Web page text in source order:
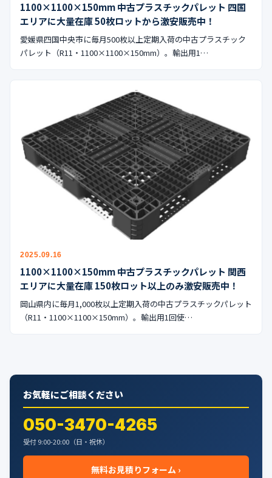
1100×1100×150mm 中古プラスチックパレット 四国
エリアに大量在庫 50枚ロットから激安販売中！
愛媛県四国中央市に毎月500枚以上定期入荷の中古プラスチック
パレット（R11・1100×1100×150mm）。輸出用1…
2025.09.16
1100×1100×150mm 中古プラスチックパレット 関西
エリアに大量在庫 150枚ロット以上のみ激安販売中！
岡山県内に毎月1,000枚以上定期入荷の中古プラスチックパレット
（R11・1100×1100×150mm）。輸出用1回使…
お気軽にご相談ください
050-3470-4265
受付 9:00-20:00（日・祝休）
無料お見積りフォーム ›